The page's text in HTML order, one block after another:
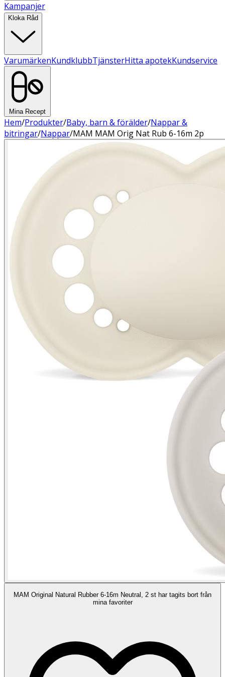
Kampanjer
Kloka Råd
VarumärkenKundklubbTjänsterHitta apotekKundservice
Mina Recept
Hem/Produkter/Baby, barn & förälder/Nappar &
bitringar/Nappar/MAM MAM Orig Nat Rub 6-16m 2p
MAM Original Natural Rubber 6-16m Neutral, 2 st har tagits bort från
mina favoriter